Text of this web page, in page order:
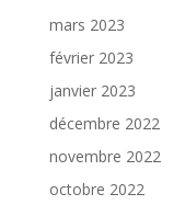
mars 2023
février 2023
janvier 2023
décembre 2022
novembre 2022
octobre 2022